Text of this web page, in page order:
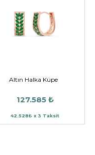
Altın Halka Küpe
127.585 ₺
42.528₺ x 3 Taksit